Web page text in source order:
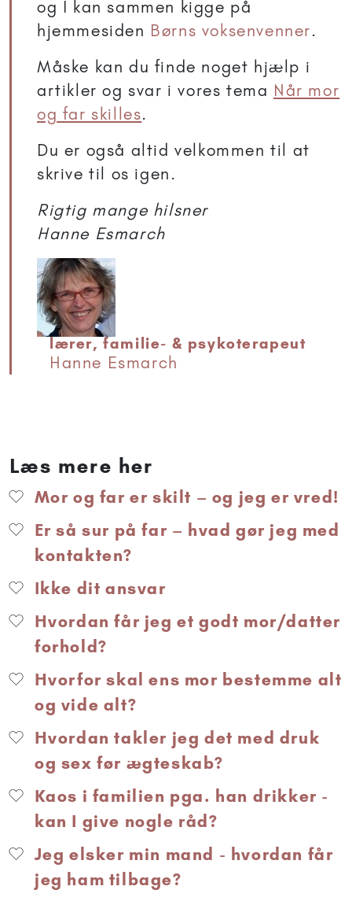
og I kan sammen kigge på
hjemmesiden Børns voksenvenner.
Måske kan du finde noget hjælp i
artikler og svar i vores tema Når mor
og far skilles.
Du er også altid velkommen til at
skrive til os igen.
Rigtig mange hilsner
Hanne Esmarch
lærer, familie- & psykoterapeut
Hanne Esmarch
Læs mere her
Mor og far er skilt – og jeg er vred!
Er så sur på far – hvad gør jeg med
kontakten?
Ikke dit ansvar
Hvordan får jeg et godt mor/datter
forhold?
Hvorfor skal ens mor bestemme alt
og vide alt?
Hvordan takler jeg det med druk
og sex før ægteskab?
Kaos i familien pga. han drikker -
kan I give nogle råd?
Jeg elsker min mand - hvordan får
jeg ham tilbage?